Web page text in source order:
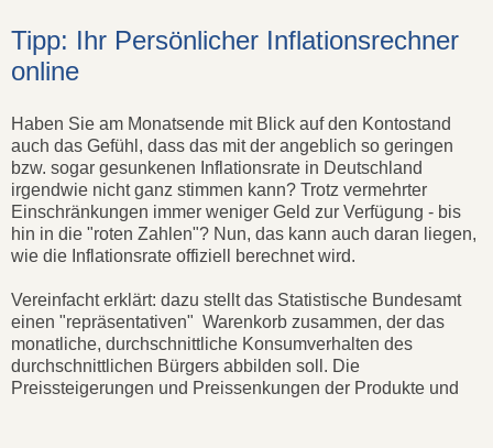
Tipp: Ihr Persönlicher Inflationsrechner
online
Haben Sie am Monatsende mit Blick auf den Kontostand
auch das Gefühl, dass das mit der angeblich so geringen
bzw. sogar gesunkenen Inflationsrate in Deutschland
irgendwie nicht ganz stimmen kann? Trotz vermehrter
Einschränkungen immer weniger Geld zur Verfügung - bis
hin in die "roten Zahlen"? Nun, das kann auch daran liegen,
wie die Inflationsrate offiziell berechnet wird.
Vereinfacht erklärt: dazu stellt das Statistische Bundesamt
einen "repräsentativen" Warenkorb zusammen, der das
monatliche, durchschnittliche Konsumverhalten des
durchschnittlichen Bürgers abbilden soll. Die
Preissteigerungen und Preissenkungen der Produkte und